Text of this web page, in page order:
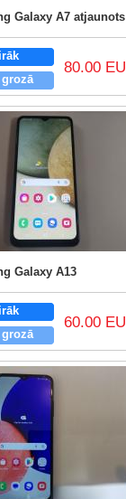
Galaxy A7 atjaunots
80.00
Galaxy A13
60.00